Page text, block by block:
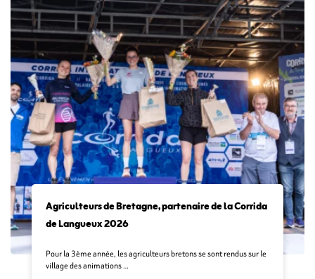
Agriculteurs de Bretagne, partenaire de la Corrida
de Langueux 2026
Pour la 3ème année, les agriculteurs bretons se sont rendus sur le
village des animations …